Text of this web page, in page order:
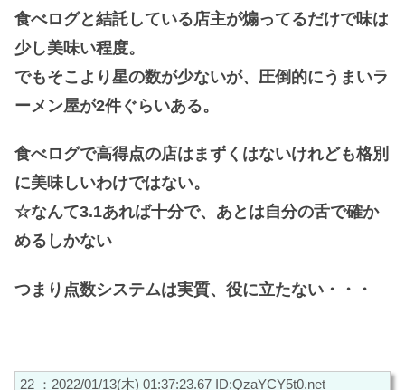
食べログと結託している店主が煽ってるだけで味は
少し美味い程度。
でもそこより星の数が少ないが、圧倒的にうまいラ
ーメン屋が2件ぐらいある。
食べログで高得点の店はまずくはないけれども格別
に美味しいわけではない。
☆なんて3.1あれば十分で、あとは自分の舌で確か
めるしかない
つまり点数システムは実質、役に立たない・・・
22 ：2022/01/13(木) 01:37:23.67 ID:QzaYCY5t0.net